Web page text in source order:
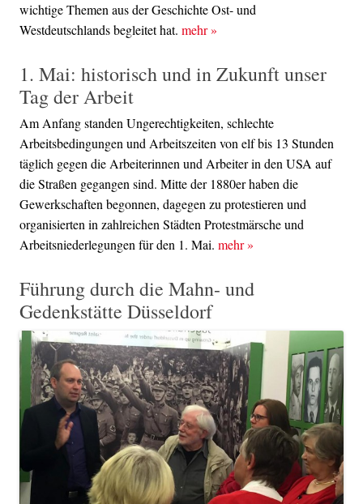
wichtige Themen aus der Geschichte Ost- und
Westdeutschlands begleitet hat. mehr»
1. Mai: historisch und in Zukunft unser
Tag der Arbeit
Am Anfang standen Ungerechtigkeiten, schlechte
Arbeitsbedingungen und Arbeitszeiten von elf bis 13 Stunden
täglich gegen die Arbeiterinnen und Arbeiter in den USA auf
die Straßen gegangen sind. Mitte der 1880er haben die
Gewerkschaften begonnen, dagegen zu protestieren und
organisierten in zahlreichen Städten Protestmärsche und
Arbeitsniederlegungen für den 1. Mai. mehr»
Führung durch die Mahn- und
Gedenkstätte Düsseldorf